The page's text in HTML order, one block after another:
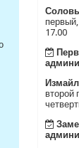
17.00
второй